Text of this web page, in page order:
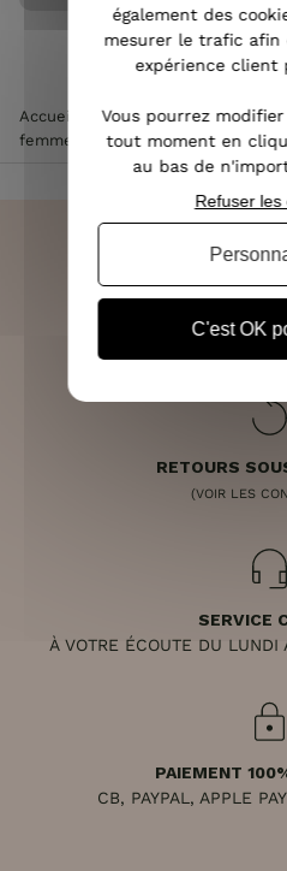
Accueil Vêtements femme >
femme slim beige taille haute 7/8
OFFERTE
RETOURS
(VOIR LES
SERVICE
À VOTRE ÉCOUTE DU LUNDI
PAIEMENT
CB, PAYPAL, APPLE
également des
mesurer le trafic afin
expérience client
Vous pourrez
tout moment en
au bas de
C'est OK
Refuser les